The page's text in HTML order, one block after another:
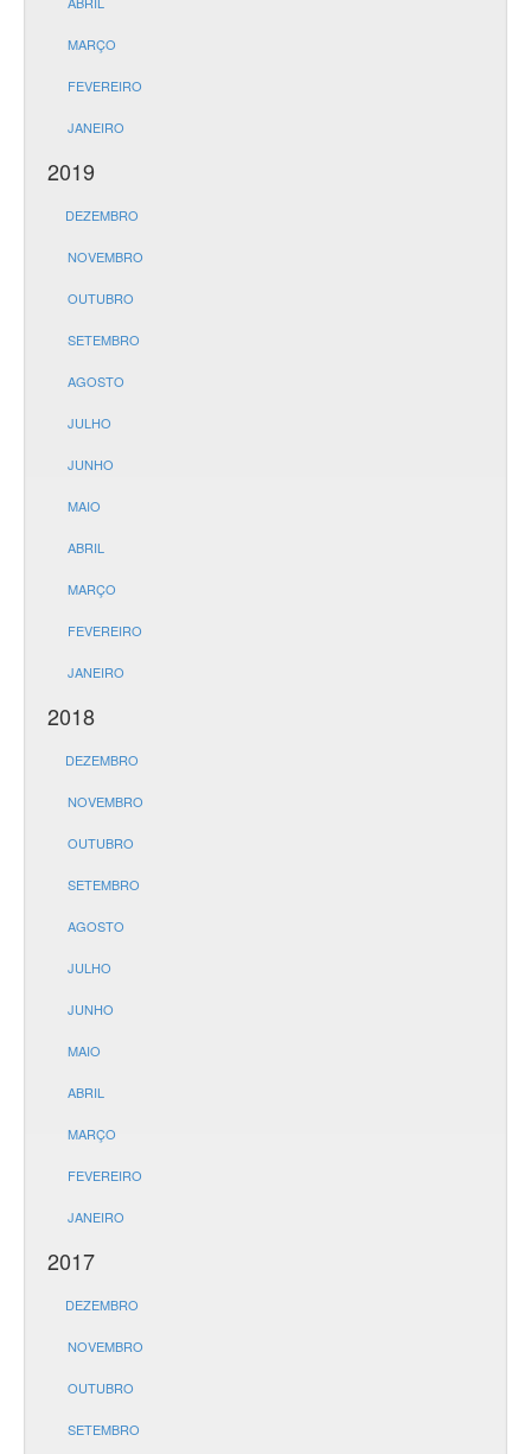
MARÇO
FEVEREIRO
JANEIRO
2019
DEZEMBRO
NOVEMBRO
OUTUBRO
SETEMBRO
AGOSTO
JULHO
JUNHO
MAIO
ABRIL
MARÇO
FEVEREIRO
JANEIRO
2018
DEZEMBRO
NOVEMBRO
OUTUBRO
SETEMBRO
AGOSTO
JULHO
JUNHO
MAIO
ABRIL
MARÇO
FEVEREIRO
JANEIRO
2017
DEZEMBRO
NOVEMBRO
OUTUBRO
SETEMBRO